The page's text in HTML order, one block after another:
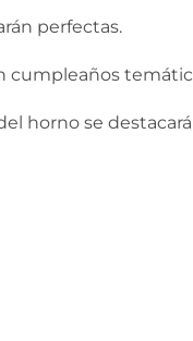
perfectas.
cumpleaños
horno se